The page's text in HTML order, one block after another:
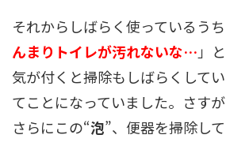
それからしばらく使っているう
んまりトイレが汚れないな… 」
気が付くと掃除もしばらくして
てことになっていました。さす
さらにこの“泡”、便器を掃除し